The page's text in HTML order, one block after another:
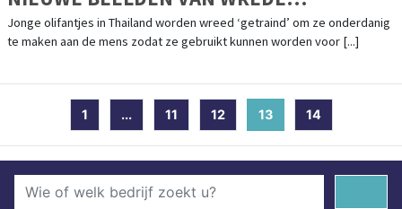
OLIFANTENTRAINING
Jonge olifantjes in Thailand worden wreed ‘getraind’ om ze onderdanig
te maken aan de mens zodat ze gebruikt kunnen worden voor [...]
1 ... 11 12 13(current)
14